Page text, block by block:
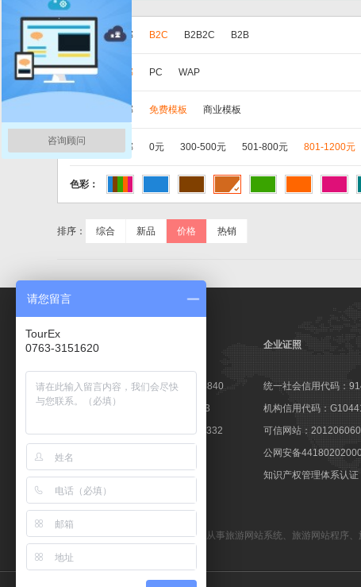
版本： 全部 B2C B2B2C B2B
分类： 全部 PC WAP
全部 免费模板 商业模板
价格： 全部 0元 300-500元 501-800元 801-1200元
色彩：
排序： 综合 新品 价格 热销
高新技术企业证书：GR201644003840
软件企业认定证书：粤R-2014-0163
软件产品登记证书：粤DGY-2014-0332
著登字：第0425251号
商标注册证：第10596237号
备案号：粤ICP备09057647号
企业证照
统一社会信用代码：
机构信用代码：
可信网站：
公网安备
知识产权管理体系认
TourEx旅游网站管理系统—— 专业从事旅游网站系统 旅游网站程序
咨询顾问
请您留言
TourEx
0763-3151620